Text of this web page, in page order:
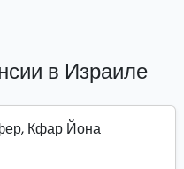
в Израиле
Кфар Йона